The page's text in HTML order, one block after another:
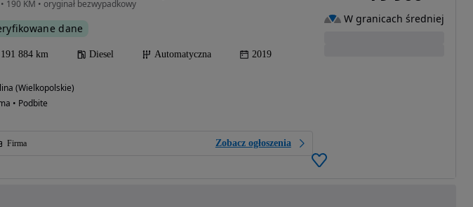
190 KM • oryginał bezwypadkowy
dane
191 884 km Diesel Automatyczna 2019
(Wielkopolskie)
• Podbite
Firma Zobacz ogłoszenia
W granicach średniej